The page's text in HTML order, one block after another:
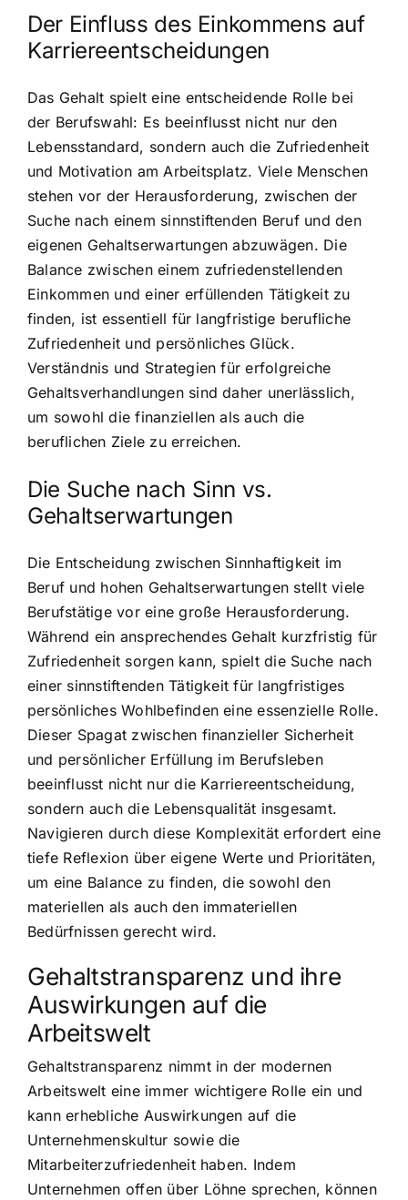
Der Einfluss des Einkommens auf
Karriereentscheidungen
Das Gehalt spielt eine entscheidende Rolle bei
der Berufswahl: Es beeinflusst nicht nur den
Lebensstandard, sondern auch die Zufriedenheit
und Motivation am Arbeitsplatz. Viele Menschen
stehen vor der Herausforderung, zwischen der
Suche nach einem sinnstiftenden Beruf und den
eigenen Gehaltserwartungen abzuwägen. Die
Balance zwischen einem zufriedenstellenden
Einkommen und einer erfüllenden Tätigkeit zu
finden, ist essentiell für langfristige berufliche
Zufriedenheit und persönliches Glück.
Verständnis und Strategien für erfolgreiche
Gehaltsverhandlungen sind daher unerlässlich,
um sowohl die finanziellen als auch die
beruflichen Ziele zu erreichen.
Die Suche nach Sinn vs.
Gehaltserwartungen
Die Entscheidung zwischen Sinnhaftigkeit im
Beruf und hohen Gehaltserwartungen stellt viele
Berufstätige vor eine große Herausforderung.
Während ein ansprechendes Gehalt kurzfristig für
Zufriedenheit sorgen kann, spielt die Suche nach
einer sinnstiftenden Tätigkeit für langfristiges
persönliches Wohlbefinden eine essenzielle Rolle.
Dieser Spagat zwischen finanzieller Sicherheit
und persönlicher Erfüllung im Berufsleben
beeinflusst nicht nur die Karriereentscheidung,
sondern auch die Lebensqualität insgesamt.
Navigieren durch diese Komplexität erfordert eine
tiefe Reflexion über eigene Werte und Prioritäten,
um eine Balance zu finden, die sowohl den
materiellen als auch den immateriellen
Bedürfnissen gerecht wird.
Gehaltstransparenz und ihre
Auswirkungen auf die
Arbeitswelt
Gehaltstransparenz nimmt in der modernen
Arbeitswelt eine immer wichtigere Rolle ein und
kann erhebliche Auswirkungen auf die
Unternehmenskultur sowie die
Mitarbeiterzufriedenheit haben. Indem
Unternehmen offen über Löhne sprechen, können